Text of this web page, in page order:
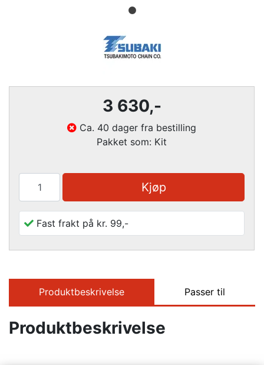
3 630,-
Ca. 40 dager fra bestilling
Pakket som: Kit
Kjøp
Fast frakt på kr. 99,-
Produktbeskrivelse Passer til
Produktbeskrivelse